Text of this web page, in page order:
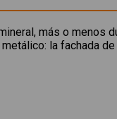
más o menos
la fachada